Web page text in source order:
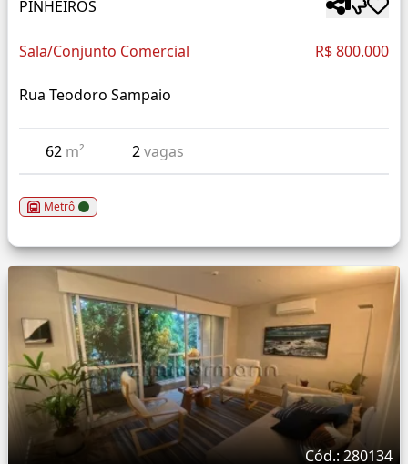
PINHEIROS
Sala/Conjunto Comercial R$ 800.000
Rua Teodoro Sampaio
62 m² 2vagas
Metrô
Cód.: 280134